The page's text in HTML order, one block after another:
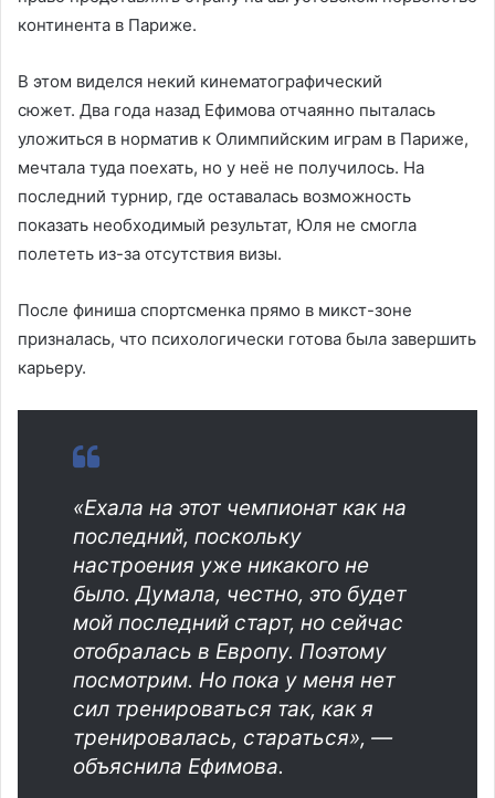
континента в Париже.
В этом виделся некий кинематографический
сюжет. Два года назад Ефимова отчаянно пыталась
уложиться в норматив к Олимпийским играм в Париже,
мечтала туда поехать, но у неё не получилось. На
последний турнир, где оставалась возможность
показать необходимый результат, Юля не смогла
полететь из-за отсутствия визы.
После финиша спортсменка прямо в микст-зоне
призналась, что психологически готова была завершить
карьеру.
«Ехала на этот чемпионат как на
последний, поскольку
настроения уже никакого не
было. Думала, честно, это будет
мой последний старт, но сейчас
отобралась в Европу. Поэтому
посмотрим. Но пока у меня нет
сил тренироваться так, как я
тренировалась, стараться», —
объяснила Ефимова.